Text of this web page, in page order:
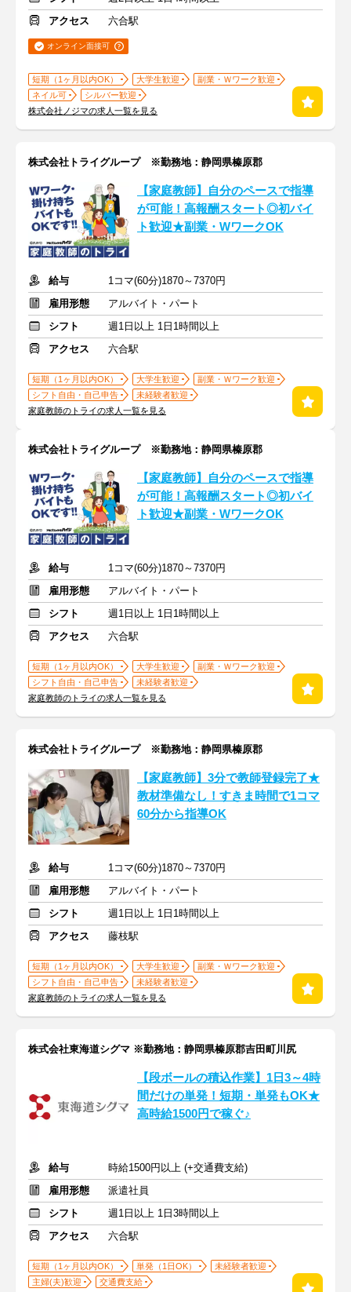
アクセス
六合駅
オンライン面接可
短期（1ヶ月以内OK） 大学生歓迎
副業・Ｗワーク歓迎
ネイル可
シルバー歓迎
株式会社ノジマの求人一覧を見る
株式会社トライグループ ※勤務地：静岡県榛原郡
【家庭教師】自分のペースで指導
が可能！高報酬スタート◎初バイ
ト歓迎★副業・WワークOK
給与
1コマ(60分)1870～7370円
雇用形態
アルバイト・パート
シフト
週1日以上 1日1時間以上
アクセス
六合駅
短期（1ヶ月以内OK） 大学生歓迎
副業・Ｗワーク歓迎
シフト自由・自己申告
未経験者歓迎
家庭教師のトライの求人一覧を見る
株式会社トライグループ ※勤務地：静岡県榛原郡
【家庭教師】自分のペースで指導
が可能！高報酬スタート◎初バイ
ト歓迎★副業・WワークOK
給与
1コマ(60分)1870～7370円
雇用形態
アルバイト・パート
シフト
週1日以上 1日1時間以上
アクセス
六合駅
短期（1ヶ月以内OK） 大学生歓迎
副業・Ｗワーク歓迎
シフト自由・自己申告
未経験者歓迎
家庭教師のトライの求人一覧を見る
株式会社トライグループ ※勤務地：静岡県榛原郡
【家庭教師】3分で教師登録完了★
教材準備なし！すきま時間で1コマ
60分から指導OK
給与
1コマ(60分)1870～7370円
雇用形態
アルバイト・パート
シフト
週1日以上 1日1時間以上
アクセス
藤枝駅
短期（1ヶ月以内OK） 大学生歓迎
副業・Ｗワーク歓迎
シフト自由・自己申告
未経験者歓迎
家庭教師のトライの求人一覧を見る
株式会社東海道シグマ ※勤務地：静岡県榛原郡吉田町川尻
【段ボールの積込作業】1日3～4時
間だけの単発！短期・単発もOK★
高時給1500円で稼ぐ♪
給与
時給1500円以上 (+交通費支給)
雇用形態
派遣社員
シフト
週1日以上 1日3時間以上
アクセス
六合駅
短期（1ヶ月以内OK） 単発（1日OK）
未経験者歓迎
主婦(夫)歓迎
交通費支給